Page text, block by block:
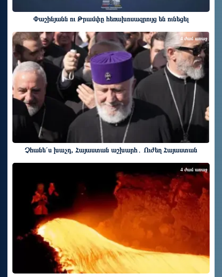
Փաշինյանն ու Թրամփը հեռախոսազրույց են ունեցել
Չհանե´ս խաչդ, Հայաստան աշխարհ․ Ուժեղ Հայաստան
4 ժամ առաջ
4 ժամ առաջ